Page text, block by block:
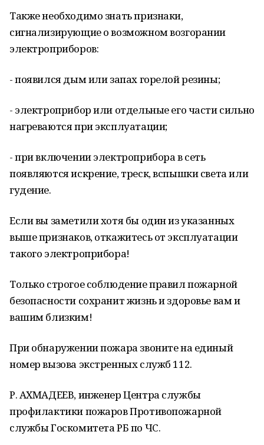
Также необходимо знать признаки,
сигнализирующие о возможном возгорании
электроприборов:
- появился дым или запах горелой резины;
- электроприбор или отдельные его части сильно
нагреваются при эксплуатации;
- при включении электроприбора в сеть
появляются искрение, треск, вспышки света или
гудение.
Если вы заметили хотя бы один из указанных
выше признаков, откажитесь от эксплуатации
такого электроприбора!
Только строгое соблюдение правил пожарной
безопасности сохранит жизнь и здоровье вам и
вашим близким!
При обнаружении пожара звоните на единый
номер вызова экстренных служб 112.
Р. АХМАДЕЕВ, инженер Центра службы
профилактики пожаров Противопожарной
службы Госкомитета РБ по ЧС.